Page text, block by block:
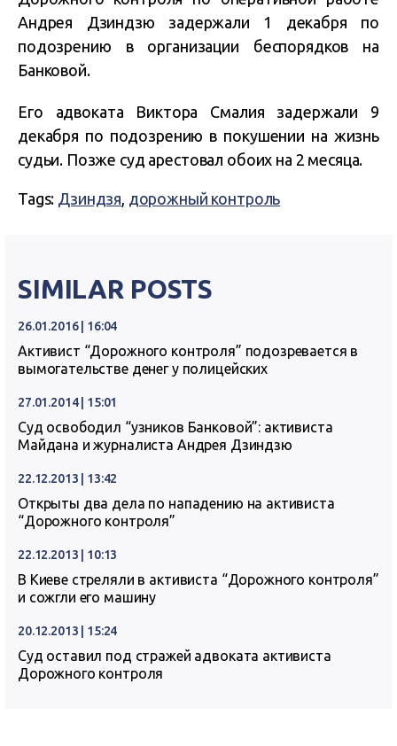
Андрея Дзиндзю задержали 1 декабря по
подозрению в организации беспорядков на
Банковой.
Его адвоката Виктора Смалия задержали 9
декабря по подозрению в покушении на жизнь
судьи. Позже суд арестовал обоих на 2 месяца.
Tags: Дзиндзя, дорожный контроль
SIMILAR POSTS
26.01.2016 | 16:04
Активист “Дорожного контроля” подозревается в
вымогательстве денег у полицейских
27.01.2014 | 15:01
Суд освободил “узников Банковой”: активиста
Майдана и журналиста Андрея Дзиндзю
22.12.2013 | 13:42
Открыты два дела по нападению на активиста
“Дорожного контроля”
22.12.2013 | 10:13
В Киеве стреляли в активиста “Дорожного контроля”
и сожгли его машину
20.12.2013 | 15:24
Суд оставил под стражей адвоката активиста
Дорожного контроля